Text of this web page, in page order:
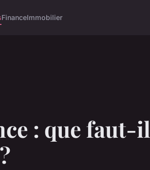
FinanceImmobilier
: que faut-il